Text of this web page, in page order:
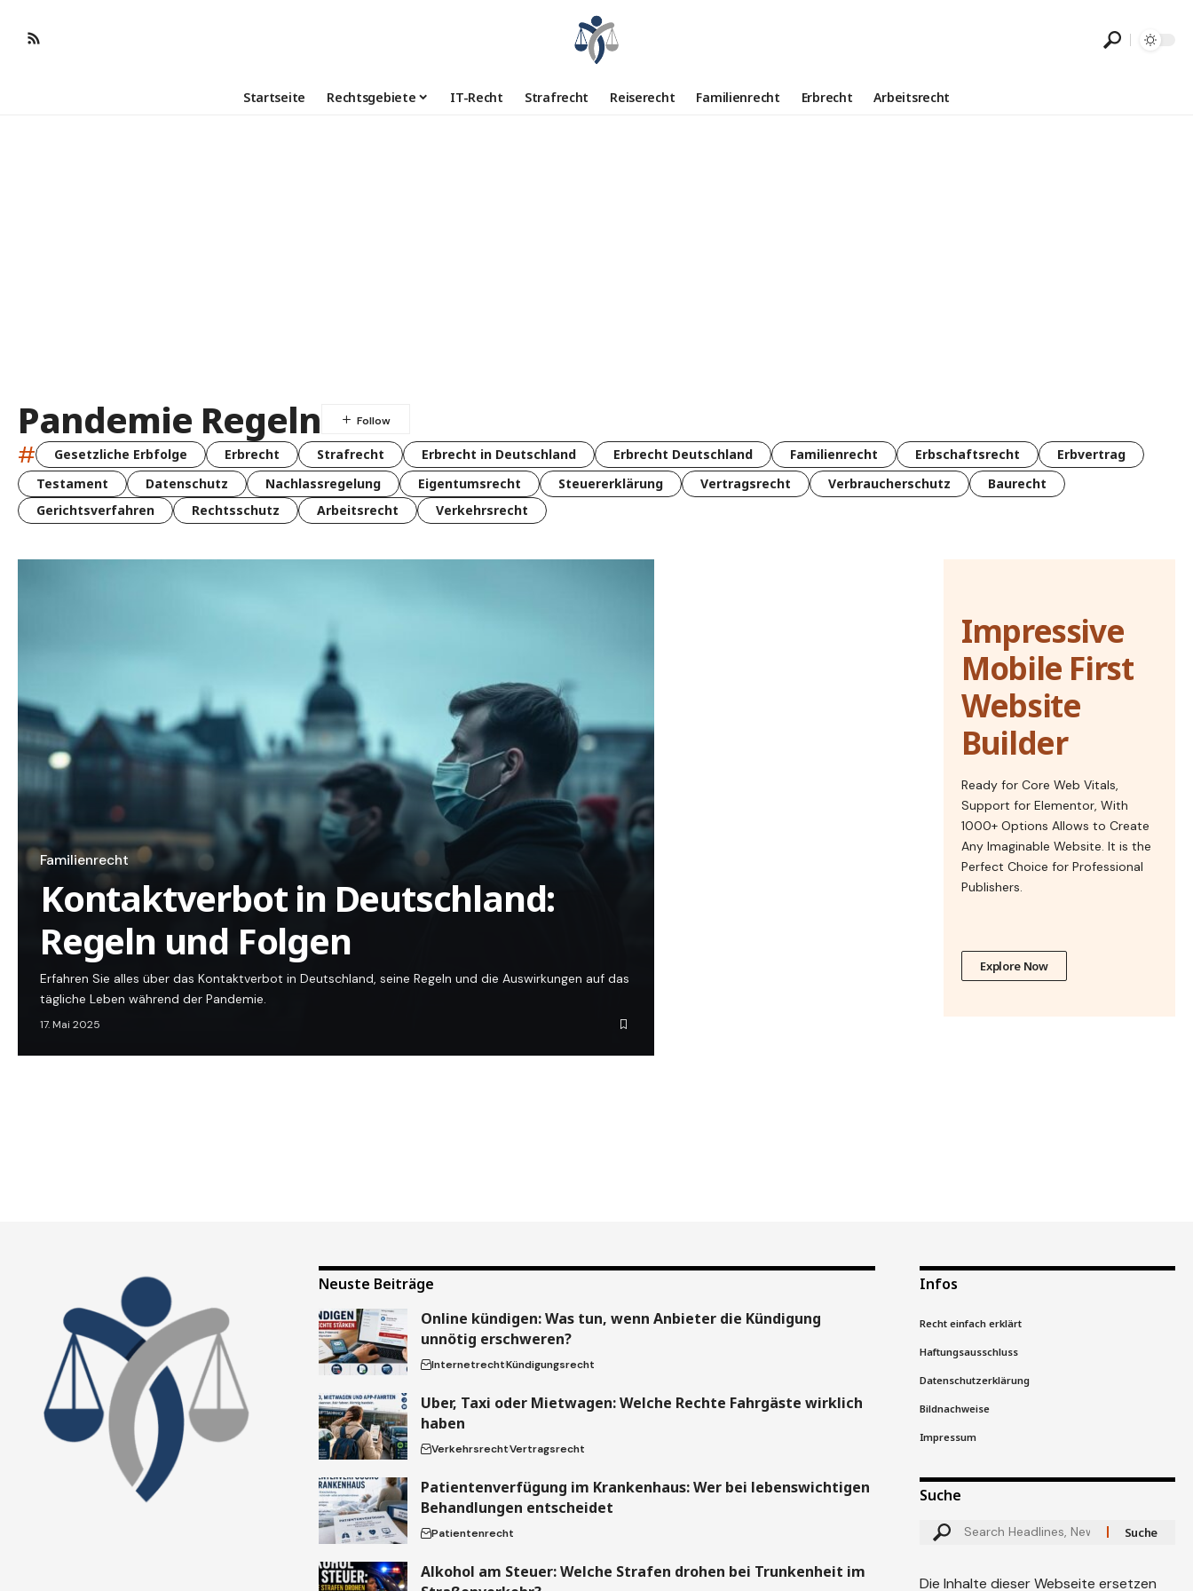
Startseite Rechtsgebiete IT-Recht Strafrecht Reiserecht Familienrecht Erbrecht Arbeitsrecht
Pandemie Regeln
# Gesetzliche Erbfolge Erbrecht Strafrecht Erbrecht in Deutschland Erbrecht Deutschland Familienrecht Erbschaftsrecht
Erbvertrag
Testament
Datenschutz Nachlassregelung Eigentumsrecht Steuererklärung Vertragsrecht Verbraucherschutz
Baurecht
Gerichtsverfahren
Rechtsschutz Arbeitsrecht Verkehrsrecht
Familienrecht
Kontaktverbot in Deutschland:
Regeln und Folgen
Erfahren Sie alles über das Kontaktverbot in Deutschland, seine Regeln und die Auswirkungen auf das
tägliche Leben während der Pandemie.
17. Mai 2025
Impressive
Mobile First
Website
Builder
Ready for Core Web Vitals,
Support for Elementor, With
1000+ Options Allows to Create
Any Imaginable Website. It is the
Perfect Choice for Professional
Publishers.
Explore Now
Neuste Beiträge
Online kündigen: Was tun, wenn Anbieter die Kündigung
unnötig erschweren?
InternetrechtKündigungsrecht
Uber, Taxi oder Mietwagen: Welche Rechte Fahrgäste wirklich
haben
VerkehrsrechtVertragsrecht
Patientenverfügung im Krankenhaus: Wer bei lebenswichtigen
Behandlungen entscheidet
Patientenrecht
Alkohol am Steuer: Welche Strafen drohen bei Trunkenheit im
Infos
Recht einfach erklärt
Haftungsausschluss
Datenschutzerklärung
Bildnachweise
Impressum
Suche
Die Inhalte dieser Webseite ersetzen